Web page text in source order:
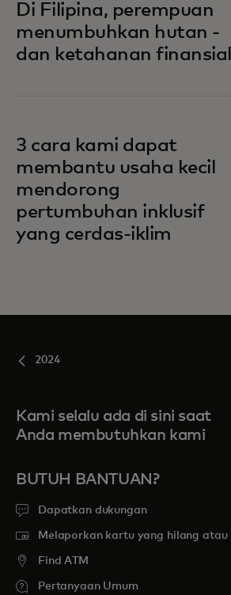
Di Filipina, perempuan
menumbuhkan hutan -
dan ketahanan finansial
3 cara kami dapat
membantu usaha kecil
mendorong
pertumbuhan inklusif
yang cerdas-iklim
2024
Kami selalu ada di sini saat
Anda membutuhkan kami
BUTUH BANTUAN?
Dapatkan dukungan
Melaporkan kartu yang hilang atau
Find ATM
Pertanyaan Umum